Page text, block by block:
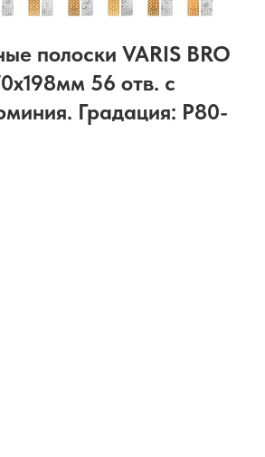
полоски VARIS BRO
56 отв. с
Градация: P80-